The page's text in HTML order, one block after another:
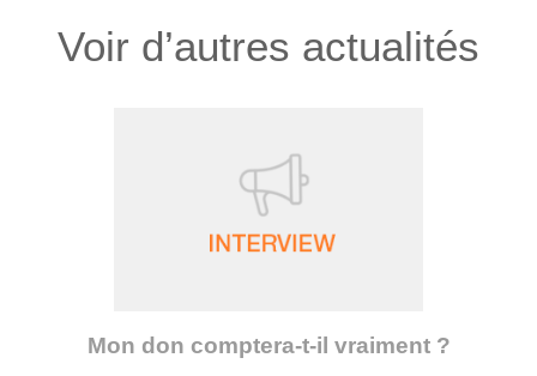
Voir d’autres actualités
Mon don comptera-t-il vraiment ?